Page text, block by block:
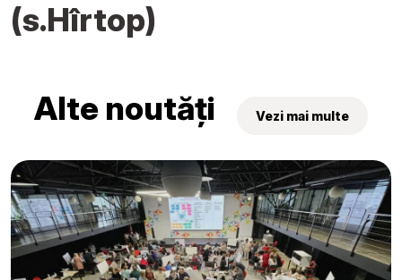
(s.Hîrtop)
Alte noutăți Vezi mai multe